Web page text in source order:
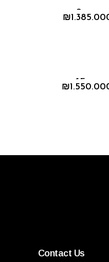
₪
3
₪
15
Contact Us